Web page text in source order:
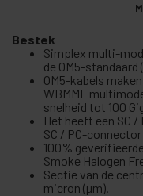
Bestek
Simplex multi-
de OM5-standaard
OM5-kabels
WBMMF
snelheid tot 100
Het heeft een SC
SC / PC-
100%
Smoke Halogen
Sectie van de
micron (µm).